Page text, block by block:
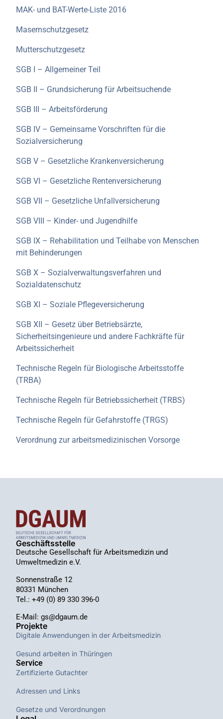
MAK- und BAT-Werte-Liste 2016
Masernschutzgesetz
Mutterschutzgesetz
SGB I – Allgemeiner Teil
SGB II – Grundsicherung für Arbeitsuchende
SGB III – Arbeitsförderung
SGB IV – Gemeinsame Vorschriften für die
Sozialversicherung
SGB V – Gesetzliche Krankenversicherung
SGB VI – Gesetzliche Rentenversicherung
SGB VII – Gesetzliche Unfallversicherung
SGB VIII – Kinder- und Jugendhilfe
SGB IX – Rehabilitation und Teilhabe von Menschen
mit Behinderungen
SGB X – Sozialverwaltungsverfahren und
Sozialdatenschutz
SGB XI – Soziale Pflegeversicherung
SGB XII – Gesetz über Betriebsärzte,
Sicherheitsingenieure und andere Fachkräfte für
Arbeitssicherheit
Technische Regeln für Biologische Arbeitsstoffe
(TRBA)
Technische Regeln für Betriebssicherheit (TRBS)
Technische Regeln für Gefahrstoffe (TRGS)
Verordnung zur arbeitsmedizinischen Vorsorge
Geschäftsstelle
Deutsche Gesellschaft für Arbeitsmedizin und
Umweltmedizin e.V.
Sonnenstraße 12
80331 München
Tel.: +49 (0) 89 330 396-0
E-Mail: gs@dgaum.de
Projekte
Digitale Anwendungen in der Arbeitsmedizin
Gesund arbeiten in Thüringen
Service
Zertifizierte Gutachter
Adressen und Links
Gesetze und Verordnungen